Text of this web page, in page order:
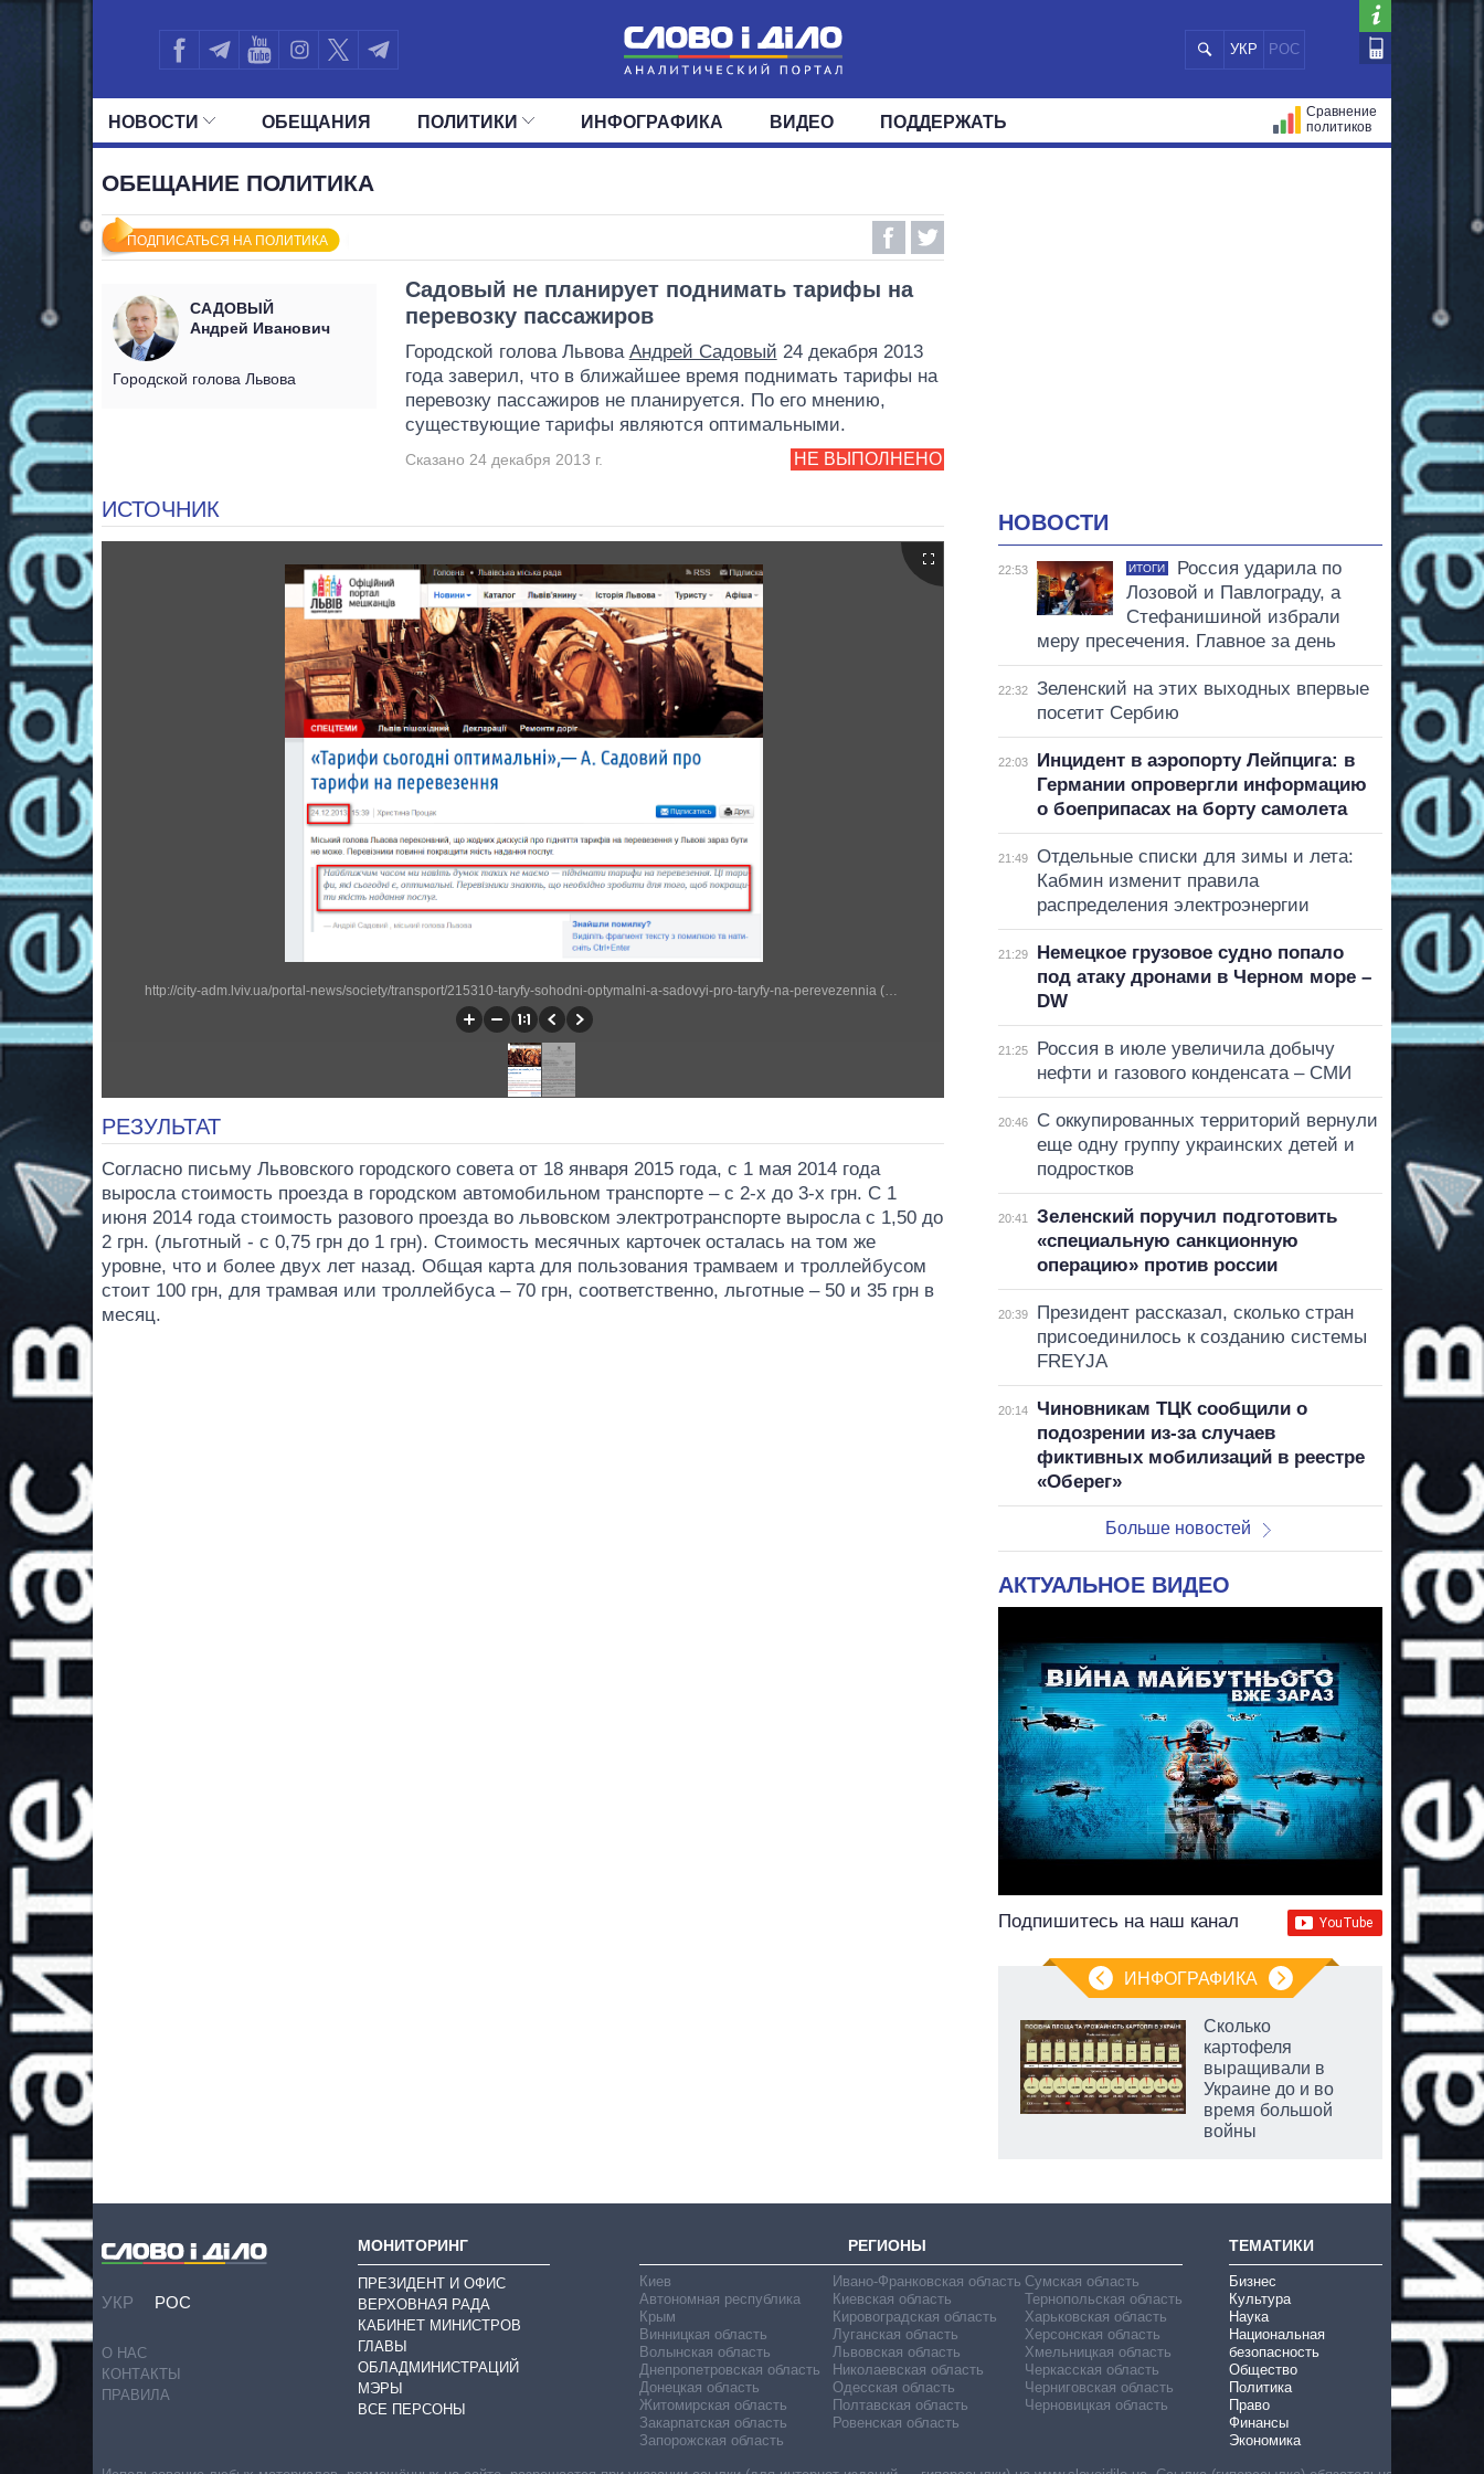
УКР РОС
НОВОСТИ
МИР
ОБЕЩАНИЯ ПОЛИТИКИ
ОКРУГА
ИНФОГРАФИКА ВИДЕО ПОДДЕРЖАТЬ
Сравнение
политиков
ОБЕЩАНИЕ ПОЛИТИКА
ПОДПИСАТЬСЯ НА ПОЛИТИКА
САДОВЫЙ
Андрей Иванович
Городской голова Львова
Садовый не планирует поднимать тарифы на
перевозку пассажиров
Городской голова Львова Андрей Садовый 24 декабря 2013
года заверил, что в ближайшее время поднимать тарифы на
перевозку пассажиров не планируется. По его мнению,
существующие тарифы являются оптимальными.
НЕ ВЫПОЛНЕНО
Сказано 24 декабря 2013 г.
ИСТОЧНИК
РЕЗУЛЬТАТ
Согласно письму Львовского городского совета от 18 января 2015 года, с 1 мая 2014 года
выросла стоимость проезда в городском автомобильном транспорте – с 2-х до 3-х грн. С 1
июня 2014 года стоимость разового проезда во львовском электротранспорте выросла с 1,50 до
2 грн. (льготный - с 0,75 грн до 1 грн). Стоимость месячных карточек осталась на том же
уровне, что и более двух лет назад. Общая карта для пользования трамваем и троллейбусом
стоит 100 грн, для трамвая или троллейбуса – 70 грн, соответственно, льготные – 50 и 35 грн в
месяц.
НОВОСТИ
22:53 ИТОГИ
Россия ударила по
Лозовой и Павлограду, а
Стефанишиной избрали
меру пресечения. Главное за день
22:32
Зеленский на этих выходных впервые
посетит Сербию
22:03
Инцидент в аэропорту Лейпцига: в
Германии опровергли информацию
о боеприпасах на борту самолета
21:49
Отдельные списки для зимы и лета:
Кабмин изменит правила
распределения электроэнергии
21:29
Немецкое грузовое судно попало
под атаку дронами в Черном море –
DW
21:25
Россия в июле увеличила добычу
нефти и газового конденсата – СМИ
20:46
С оккупированных территорий вернули
еще одну группу украинских детей и
подростков
20:41
Зеленский поручил подготовить
«специальную санкционную
операцию» против россии
20:39
Президент рассказал, сколько стран
присоединилось к созданию системы
FREYJA
20:14
Чиновникам ТЦК сообщили о
подозрении из-за случаев
фиктивных мобилизаций в реестре
«Оберег»
Больше новостей
АКТУАЛЬНОЕ ВИДЕО
Подпишитесь на наш канал
ИНФОГРАФИКА
Сколько
картофеля
выращивали в
Украине до и во
время большой
войны
УКР РОС
О НАС
КОНТАКТЫ
ПРАВИЛА
МОНИТОРИНГ
ПРЕЗИДЕНТ И ОФИС
ВЕРХОВНАЯ РАДА
КАБИНЕТ МИНИСТРОВ
ГЛАВЫ
ОБЛАДМИНИСТРАЦИЙ
МЭРЫ
ВСЕ ПЕРСОНЫ
РЕГИОНЫ
Киев
Автономная республика
Крым
Винницкая область
Волынская область
Днепропетровская область
Донецкая область
Житомирская область
Закарпатская область
Запорожская область
Ивано-Франковская область
Киевская область
Кировоградская область
Луганская область
Львовская область
Николаевская область
Одесская область
Полтавская область
Ровенская область
Сумская область
Тернопольская область
Харьковская область
Херсонская область
Хмельницкая область
Черкасская область
Черниговская область
Черновицкая область
ТЕМАТИКИ
Бизнес
Культура
Наука
Национальная
безопасность
Общество
Политика
Право
Финансы
Экономика